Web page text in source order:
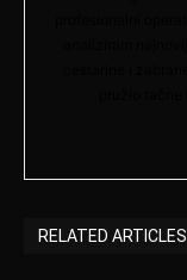
RELATED ARTICLES